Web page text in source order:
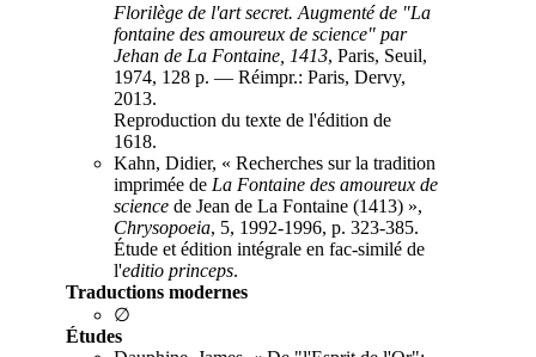
Florilège de l'art secret. Augmenté de "La
fontaine des amoureux de science" par
Jehan de La Fontaine, 1413, Paris, Seuil,
1974, 128 p. — Réimpr.: Paris, Dervy,
2013.
Reproduction du texte de l'édition de
1618.
Kahn, Didier, « Recherches sur la tradition
imprimée de La Fontaine des amoureux de
science de Jean de La Fontaine (1413) »,
Chrysopoeia, 5, 1992-1996, p. 323-385.
Étude et édition intégrale en fac-similé de
l'editio princeps.
Traductions modernes
∅
Études